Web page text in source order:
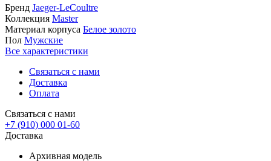
Бренд Jaeger-LeCoultre
Коллекция Master
Материал корпуса Белое золото
Пол Мужские
Все характеристики
Связаться с нами
Доставка
Оплата
Связаться с нами
+7 (910) 000 01-60
Доставка
Архивная модель